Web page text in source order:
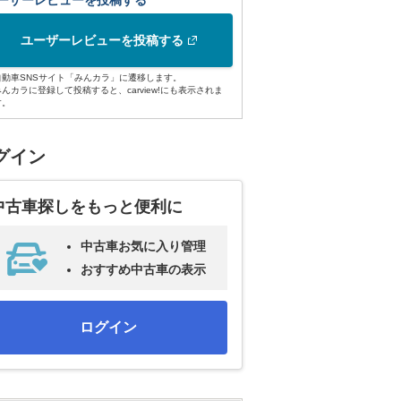
ユーザーレビューを投稿する
車SNSサイト「みんカラ」に遷移します。
んカラに登録して投稿すると、carview!にも表示されま
イン
古車探しをもっと便利に
中古車お気に入り管理
おすすめ中古車の表示
ログイン